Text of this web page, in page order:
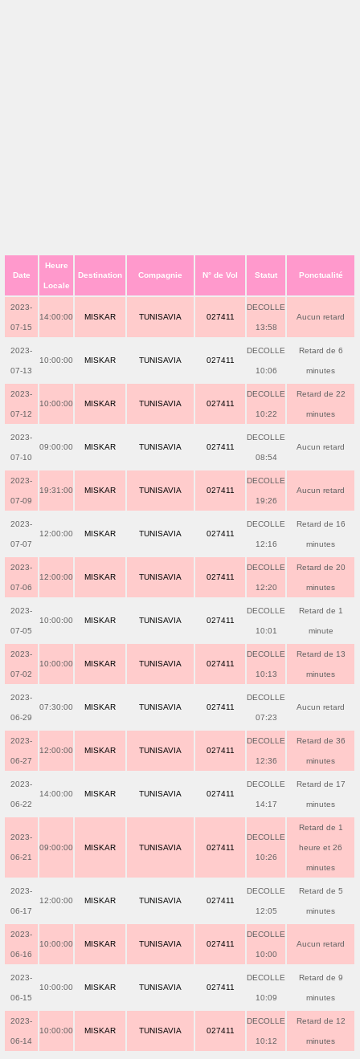
Date
Heure
Locale
Destination Compagnie N° de Vol Statut Ponctualité
2023-
07-15
14:00:00 MISKAR TUNISAVIA 027411
DECOLLE
13:58
Aucun retard
2023-
07-13
10:00:00 MISKAR TUNISAVIA 027411
DECOLLE
10:06
Retard de 6
minutes
2023-
07-12
10:00:00 MISKAR TUNISAVIA 027411
DECOLLE
10:22
Retard de 22
minutes
2023-
07-10
09:00:00 MISKAR TUNISAVIA 027411
DECOLLE
08:54
Aucun retard
2023-
07-09
19:31:00 MISKAR TUNISAVIA 027411
DECOLLE
19:26
Aucun retard
2023-
07-07
12:00:00 MISKAR TUNISAVIA 027411
DECOLLE
12:16
Retard de 16
minutes
2023-
07-06
12:00:00 MISKAR TUNISAVIA 027411
DECOLLE
12:20
Retard de 20
minutes
2023-
07-05
10:00:00 MISKAR TUNISAVIA 027411
DECOLLE
10:01
Retard de 1
minute
2023-
07-02
10:00:00 MISKAR TUNISAVIA 027411
DECOLLE
10:13
Retard de 13
minutes
2023-
06-29
07:30:00 MISKAR TUNISAVIA 027411
DECOLLE
07:23
Aucun retard
2023-
06-27
12:00:00 MISKAR TUNISAVIA 027411
DECOLLE
12:36
Retard de 36
minutes
2023-
06-22
14:00:00 MISKAR TUNISAVIA 027411
DECOLLE
14:17
Retard de 17
minutes
2023-
06-21
09:00:00 MISKAR TUNISAVIA 027411
DECOLLE
10:26
Retard de 1
heure et 26
minutes
2023-
06-17
12:00:00 MISKAR TUNISAVIA 027411
DECOLLE
12:05
Retard de 5
minutes
2023-
06-16
10:00:00 MISKAR TUNISAVIA 027411
DECOLLE
10:00
Aucun retard
2023-
06-15
10:00:00 MISKAR TUNISAVIA 027411
DECOLLE
10:09
Retard de 9
minutes
2023-
06-14
10:00:00 MISKAR TUNISAVIA 027411
DECOLLE
10:12
Retard de 12
minutes